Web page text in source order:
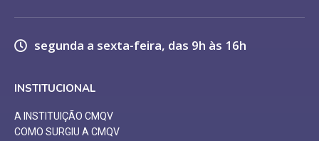
segunda a sexta-feira, das 9h às 16h
INSTITUCIONAL
A INSTITUIÇÃO CMQV
COMO SURGIU A CMQV